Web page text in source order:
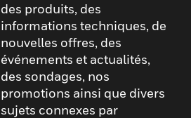
des produits, des
informations techniques, de
nouvelles offres, des
événements et actualités,
des sondages, nos
promotions ainsi que divers
sujets connexes par